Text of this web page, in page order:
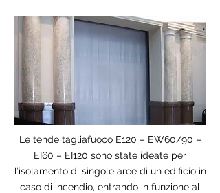
Le tende tagliafuoco E120 – EW60/90 –
EI60 – EI120 sono state ideate per
l’isolamento di singole aree di un edificio in
caso di incendio, entrando in funzione al